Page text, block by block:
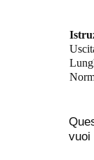
vuoi